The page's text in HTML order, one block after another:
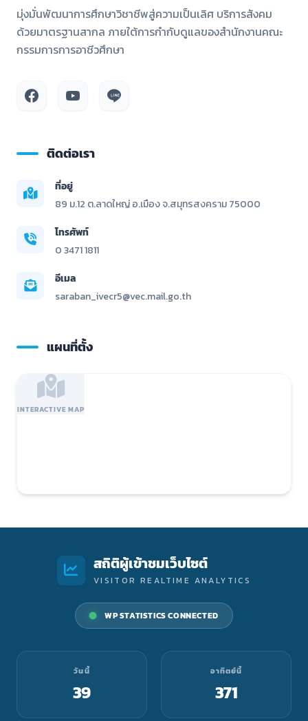
มุ่งมั่นพัฒนาการศึกษาวิชาชีพสู่ความเป็นเลิศ บริการสังคม
ด้วยมาตรฐานสากล ภายใต้การกำกับดูแลของสำนักงานคณะ
กรรมการการอาชีวศึกษา
ติดต่อเรา
ที่อยู่
89 ม.12 ต.ลาดใหญ่ อ.เมือง จ.สมุทรสงคราม 75000
โทรศัพท์
0 3471 1811
อีเมล
saraban_ivecr5@vec.mail.go.th
แผนที่ตั้ง
INTERACTIVE MAP
สถิติผู้เข้าชมเว็บไซต์
VISITOR REALTIME ANALYTICS
WP STATISTICS CONNECTED
วันนี้
39
อาทิตย์นี้
371